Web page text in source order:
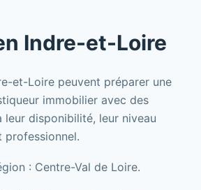
Indre-et-Loire
et-Loire peuvent préparer une
immobilier avec des
leur disponibilité, leur niveau
professionnel.
: Centre-Val de Loire.